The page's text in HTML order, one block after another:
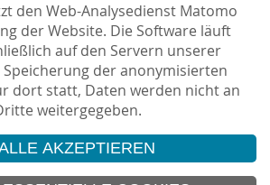
Horn , 08.07.2015 , letzte
© 2026 Vision Kino
den Web-Analysedienst Matomo
der Website. Die Software läuft
auf den Servern unserer
Speicherung der anonymisierten
dort statt, Daten werden nicht an
weitergegeben.
AKZEPTIEREN